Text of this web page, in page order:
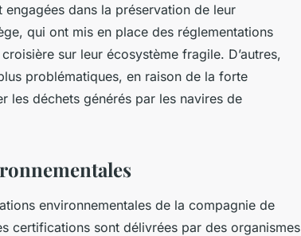
dans la préservation de leur
qui ont mis en place des réglementations
sur leur écosystème fragile. D’autres,
problématiques, en raison de la forte
les déchets générés par les navires de
environnementales de la compagnie de
certifications sont délivrées par des organismes